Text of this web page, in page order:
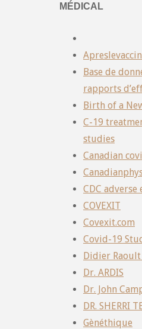
MÉDICAL
Base de
rapports
Birth of a
C-19
studies
Canadian
CDC adverse
COVEXIT
Covexit.com
Covid-19
Didier
Dr. ARDIS
Dr. John
DR. SHERRI
Gènéthique